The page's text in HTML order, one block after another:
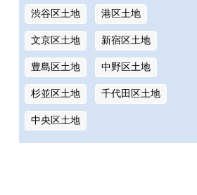
渋谷区土地 港区土地
文京区土地 新宿区土地
豊島区土地 中野区土地
杉並区土地 千代田区土地
中央区土地